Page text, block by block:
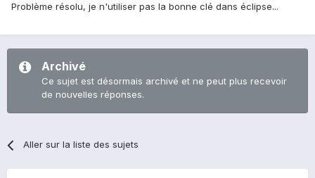
Problème résolu, je n'utiliser pas la bonne clé dans éclipse...
Archivé
Ce sujet est désormais archivé et ne peut plus recevoir
de nouvelles réponses.
Aller sur la liste des sujets